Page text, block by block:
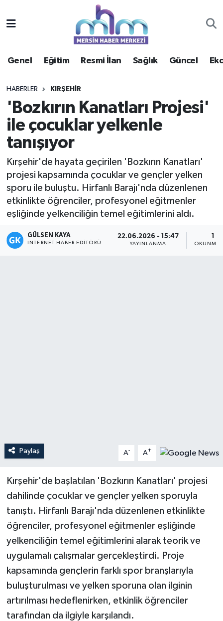
Genel Eğitim Resmi İlan Sağlık Güncel
HABERLER KIRŞEHIR
'Bozkırın Kanatları Projesi'
ile çocuklar yelkenle
tanışıyor
Kırşehir'de hayata geçirilen 'Bozkırın Kanatları'
projesi kapsamında çocuklar ve gençler yelken
sporu ile buluştu. Hirfanlı Barajı'nda düzenlenen
etkinlikte öğrenciler, profesyonel eğitmenler
eşliğinde yelkenciliğin temel eğitimlerini aldı.
GÜLSEN KAYA
İNTERNET HABER EDITÖRÜ
22.06.2026 - 15:47
YAYINLANMA OKUNMA
Paylaş A- A+
Kırşehir'de başlatılan 'Bozkırın Kanatları' projesi
dahilinde çocuklar ve gençler yelken sporuyla
tanıştı. Hirfanlı Barajı'nda düzenlenen etkinlikte
öğrenciler, profesyonel eğitmenler eşliğinde
yelkenciliğin temel eğitimlerini alarak teorik ve
uygulamalı çalışmalar gerçekleştirdi. Proje
kapsamında gençlerin farklı spor branşlarıyla
buluşturulması ve yelken sporuna olan ilginin
artırılması hedeflenirken, etkinlik öğrenciler
tarafından da ilgiyle karşılandı.
Çevre
Eğitim
Ekonomi
Genel
Güncel
Haberde insan
Kültür - Sanat
Magazin
Sürmanşet
Yaşam
Mersin Hava Durumu
Mersin Trafik Yoğunluk Haritası
Süper Lig Puan Durumu ve Fikstür
Tüm Manşetler
Son Dakika Haberleri
Haber Arşivi